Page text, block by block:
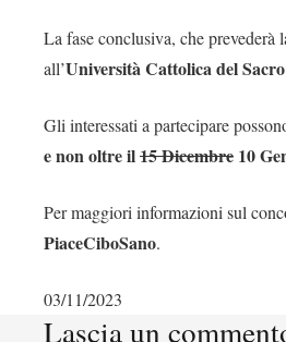
La fase conclusiva, che prevederà
all’Università Cattolica del
Gli interessati a partecipare
e non oltre il15 Dicembre 10
Per maggiori informazioni sul
PiaceCiboSano.
03/11/2023
Lascia un